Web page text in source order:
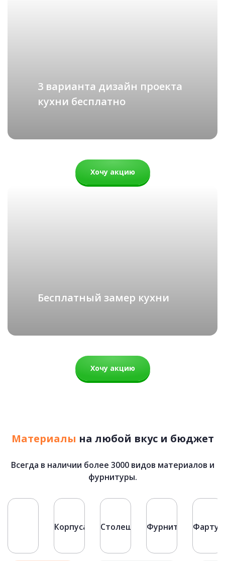
74 000 руб.
Версаль
82 500 руб.
Первая
3
Рассчитать стоимость
КУХНИ ЛОФТ
Рассчитать стоимость
3 варианта дизайн проекта
кухни бесплатно
Хочу акцию
Бесплатный замер кухни
Хочу акцию
Материалы на любой вкус и бюджет
Всегда в наличии более 3000 видов материалов и
фурнитуры.
Корпуса СтолешницыФурнитура